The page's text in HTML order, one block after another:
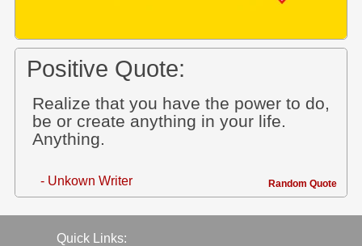
Positive Quote:
Realize that you have the power to do,
be or create anything in your life.
Anything.
- Unkown Writer Random Quote
Quick Links: